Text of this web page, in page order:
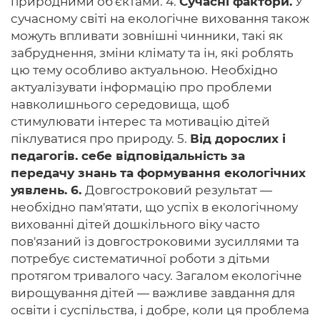
сучасному світі на екологічне виховання також
можуть впливати зовнішні чинники, такі як
забруднення, зміни клімату та ін, які роблять
цю тему особливо актуальною. Необхідно
актуалізувати інформацію про проблеми
навколишнього середовища, щоб
стимулювати інтерес та мотивацію дітей
піклуватися про природу. 5. Від дорослих і
педагогів. себе відповідальність за
передачу знань та формування екологічних
уявлень. 6. Довгостроковий результат —
необхідно пам'ятати, що успіх в екологічному
вихованні дітей дошкільного віку часто
пов'язаний із довгостроковими зусиллями та
потребує систематичної роботи з дітьми
протягом тривалого часу. Загалом екологічне
вирощування дітей — важливе завдання для
освіти і суспільства, і добре, коли ця проблема